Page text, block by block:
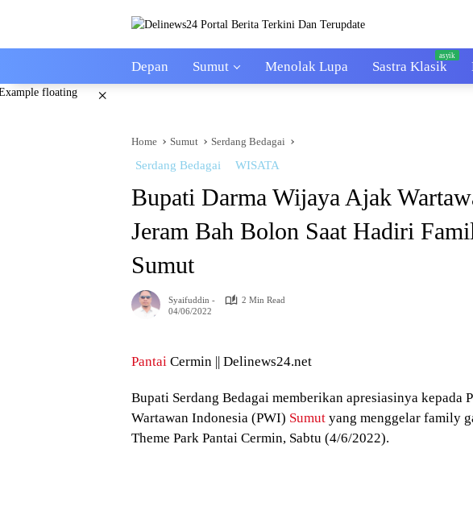
Depan Sumut Menolak Lupa Sastra Klasik
×
Home Sumut Serdang Bedagai
Serdang Bedagai WISATA
Bupati Darma Wijaya Ajak
Jeram Bah Bolon Saat Hadiri
Sumut
Syaifuddin -
2 Min Read
04/06/2022
Pantai Cermin || Delinews24.net
Bupati Serdang Bedagai memberikan apresiasinya kepada
Wartawan Indonesia (PWI) Sumut yang menggelar family
Theme Park Pantai Cermin, Sabtu (4/6/2022).